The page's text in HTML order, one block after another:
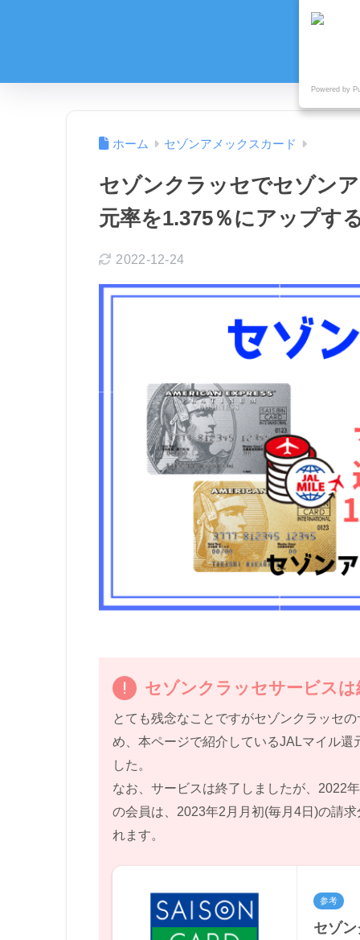
ホーム セゾンアメックスカード
セゾンクラッセでセゾン
元率を1.375％にアップす
2022-12-24
セゾンクラッセサービス
とても残念なことですがセゾンクラッセ
め、本ページで紹介しているJALマイル
した。
なお、サービスは終了しましたが、2022
の会員は、2023年2月月初(毎月4日)の請
れます。
参考
セゾ
Powered by